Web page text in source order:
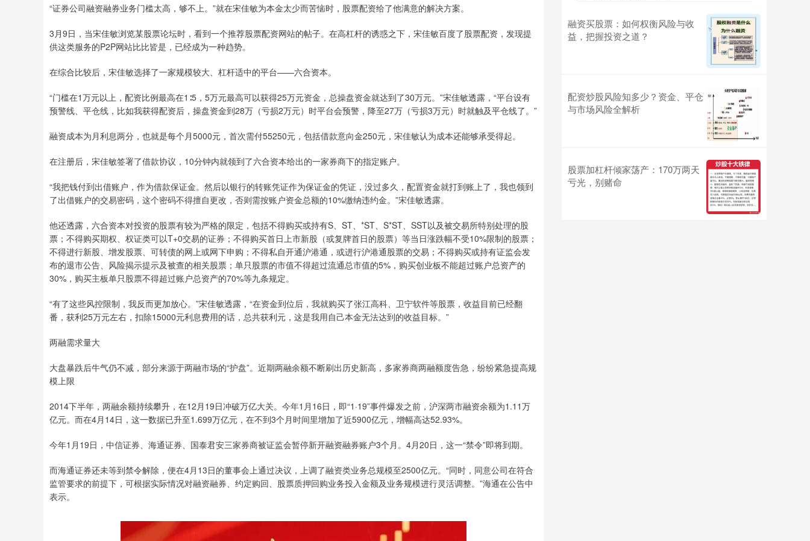
“证券公司融资融券业务门槛太高，够不上。”就在宋佳敏为本金太少而苦恼时，股票配资给了他满意的解决方案。
3月9日，当宋佳敏浏览某股票论坛时，看到一个推荐股票配资网站的帖子。在高杠杆的诱惑之下，宋佳敏百度了股票配资，发现提
供这类服务的P2P网站比比皆是，已经成为一种趋势。
在综合比较后，宋佳敏选择了一家规模较大、杠杆适中的平台——六合资本。
“门槛在1万元以上，配资比例最高在1∶5，5万元最高可以获得25万元资金，总操盘资金就达到了30万元。”宋佳敏透露，“平台设有
预警线、平仓线，比如我获得配资后，操盘资金到28万（亏损2万元）时平台会预警，降至27万（亏损3万元）时就触及平仓线了。”
融资成本为月利息两分，也就是每个月5000元，首次需付55250元，包括借款意向金250元，宋佳敏认为成本还能够承受得起。
在注册后，宋佳敏签署了借款协议，10分钟内就领到了六合资本给出的一家券商下的指定账户。
“我把钱付到出借账户，作为借款保证金。然后以银行的转账凭证作为保证金的凭证，没过多久，配置资金就打到账上了，我也领到
了出借账户的交易密码，这个密码不得擅自更改，否则需按账户资金总额的10%缴纳违约金。”宋佳敏透露。
他还透露，六合资本对投资的股票有较为严格的限定，包括不得购买或持有S、ST、*ST、S*ST、SST以及被交易所特别处理的股
票；不得购买期权、权证类可以T+0交易的证券；不得购买首日上市新股（或复牌首日的股票）等当日涨跌幅不受10%限制的股票；
不得进行新股、增发股票、可转债的网上或网下申购；不得私自开通沪港通，或进行沪港通股票的交易；不得购买或持有证监会发
布的退市公告、风险揭示提示及被查的相关股票；单只股票的市值不得超过流通总市值的5%，购买创业板不能超过账户总资产的
30%，购买主板单只股票不得超过账户总资产的70%等九条规定。
“有了这些风控限制，我反而更加放心。”宋佳敏透露，“在资金到位后，我就购买了张江高科、卫宁软件等股票，收益目前已经翻
番，获利25万元左右，扣除15000元利息费用的话，总共获利元，这是我用自己本金无法达到的收益目标。”
两融需求量大
大盘暴跌后牛气仍不减，部分来源于两融市场的“护盘”。近期两融余额不断刷出历史新高，多家券商两融额度告急，纷纷紧急提高规
模上限
2014下半年，两融余额持续攀升，在12月19日冲破万亿大关。今年1月16日，即“1·19”事件爆发之前，沪深两市融资余额为1.11万
亿元。而在4月14日，这一数据已升至1.699万亿元，在不到3个月时间里增加了近5900亿元，增幅高达52.93%。
今年1月19日，中信证券、海通证券、国泰君安三家券商被证监会暂停新开融资融券账户3个月。4月20日，这一“禁令”即将到期。
而海通证券还未等到禁令解除，便在4月13日的董事会上通过决议，上调了融资类业务总规模至2500亿元。“同时，同意公司在符合
监管要求的前提下，可根据实际情况对融资融券、约定购回、股票质押回购业务投入金额及业务规模进行灵活调整。”海通在公告中
表示。
融资买股票：如何权衡风险与收
益，把握投资之道？
配资炒股风险知多少？资金、平仓
与市场风险全解析
股票加杠杆倾家荡产：170万两天
亏光，别赌命